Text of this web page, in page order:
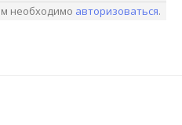
необходимо авторизоваться.